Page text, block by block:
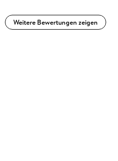
Amber braucht Hilfe um sich
sie Noah einen Deal an. Doch
Weitere Bewertungen zeigen